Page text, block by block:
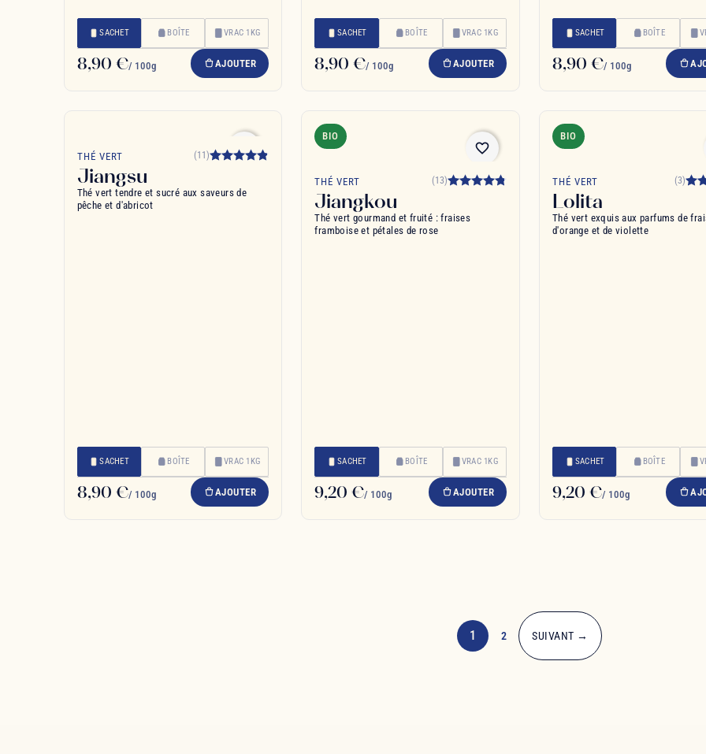
SACHET BOÎTE VRAC 1KG
8,90 €/ 100g AJOUTER
SACHET BOÎTE VRAC 1KG
8,90 €/ 100g AJOUTER
SACHET BOÎTE
8,90 €/ 100g
favorite_border
THÉ VERT (11)
Jiangsu
Thé vert tendre et sucré aux saveurs de
pêche et d'abricot
SACHET BOÎTE VRAC 1KG
8,90 €/ 100g AJOUTER
BIO
favorite_border
THÉ VERT (13)
Jiangkou
Thé vert gourmand et fruité : fraises
framboise et pétales de rose
SACHET BOÎTE VRAC 1KG
9,20 €/ 100g AJOUTER
BIO
THÉ VERT (3)
Lolita
Thé vert exquis aux parfums de
d'orange et de violette
SACHET BOÎTE
9,20 €/ 100g
1 2 SUIVANT →